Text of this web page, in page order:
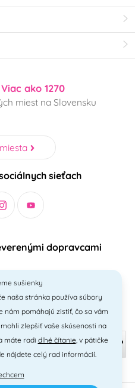
Viac ako 1270
miest na Slovensku
sieťach
dopravcami
spôsob platieb
sušienky
naša stránka používa súbory
nám pomáhajú zistiť, čo sa vám
zlepšiť vaše skúsenosti na
máte radi dlhé čítanie, v pätičke
nájdete celý rad informácií.